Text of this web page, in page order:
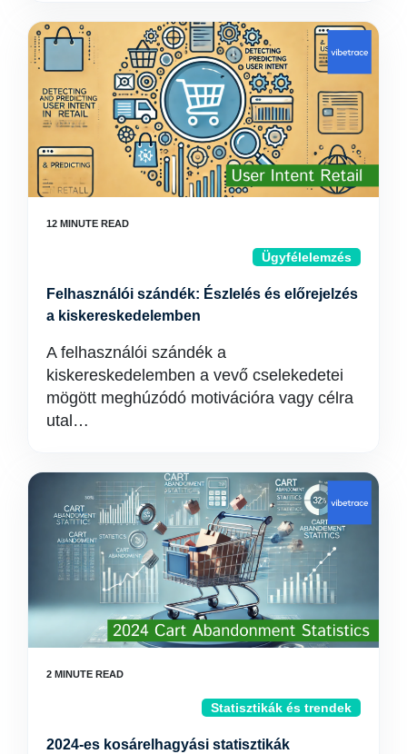
Ügyfélelemzés
Felhasználói szándék: Észlelés és előrejelzés
a kiskereskedelemben
A felhasználói szándék a
kiskereskedelemben a vevő cselekedetei
mögött meghúzódó motivációra vagy célra
utal…
Statisztikák és trendek
2024-es kosárelhagyási statisztikák